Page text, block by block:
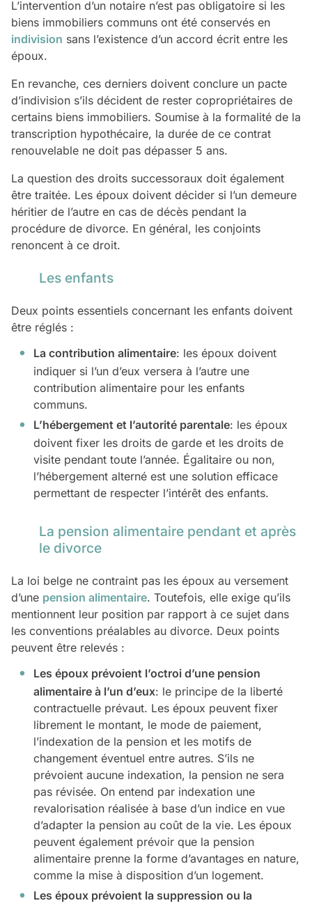
L’intervention d’un notaire n’est pas obligatoire si les
biens immobiliers communs ont été conservés en
indivision sans l’existence d’un accord écrit entre les
époux.
En revanche, ces derniers doivent conclure un pacte
d’indivision s’ils décident de rester copropriétaires de
certains biens immobiliers. Soumise à la formalité de la
transcription hypothécaire, la durée de ce contrat
renouvelable ne doit pas dépasser 5 ans.
La question des droits successoraux doit également
être traitée. Les époux doivent décider si l’un demeure
héritier de l’autre en cas de décès pendant la
procédure de divorce. En général, les conjoints
renoncent à ce droit.
Les enfants
Deux points essentiels concernant les enfants doivent
être réglés :
La contribution alimentaire: les époux doivent
indiquer si l’un d’eux versera à l’autre une
contribution alimentaire pour les enfants
communs.
L’hébergement et l’autorité parentale: les époux
doivent fixer les droits de garde et les droits de
visite pendant toute l’année. Égalitaire ou non,
l’hébergement alterné est une solution efficace
permettant de respecter l’intérêt des enfants.
La pension alimentaire pendant et après
le divorce
La loi belge ne contraint pas les époux au versement
d’une pension alimentaire. Toutefois, elle exige qu’ils
mentionnent leur position par rapport à ce sujet dans
les conventions préalables au divorce. Deux points
peuvent être relevés :
Les époux prévoient l’octroi d’une pension
alimentaire à l’un d’eux: le principe de la liberté
contractuelle prévaut. Les époux peuvent fixer
librement le montant, le mode de paiement,
l’indexation de la pension et les motifs de
changement éventuel entre autres. S’ils ne
prévoient aucune indexation, la pension ne sera
pas révisée. On entend par indexation une
revalorisation réalisée à base d’un indice en vue
d’adapter la pension au coût de la vie. Les époux
peuvent également prévoir que la pension
alimentaire prenne la forme d’avantages en nature,
comme la mise à disposition d’un logement.
Les époux prévoient la suppression ou la